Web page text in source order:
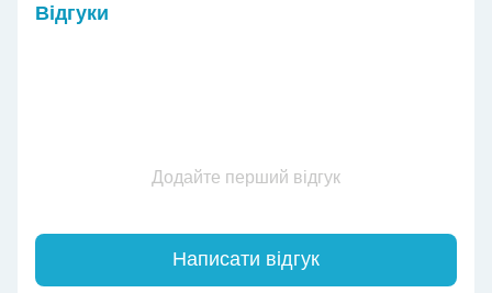
Відгуки
Додайте перший відгук
Написати відгук